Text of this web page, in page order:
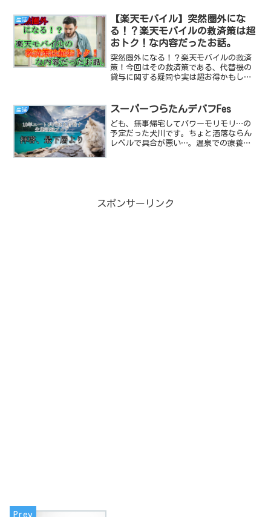
サイトでニュースとなり、話題をかっさ
らってます...
生活
【楽天モバイル】突然圏外にな
る！？楽天モバイルの救済策は超
おトク！な内容だったお話。
突然圏外になる！？楽天モバイルの救済
策！今回はその救済策である、代替機の
貸与に関する疑問や実は超お得かもしれ
生活 スーパーつらたんデバフFes
ども、無事帰宅してパワーモリモリ…の
予定だった犬川です。ちょと洒落ならん
レベルで具合が悪い…。温泉での療養に
スポンサーリンク